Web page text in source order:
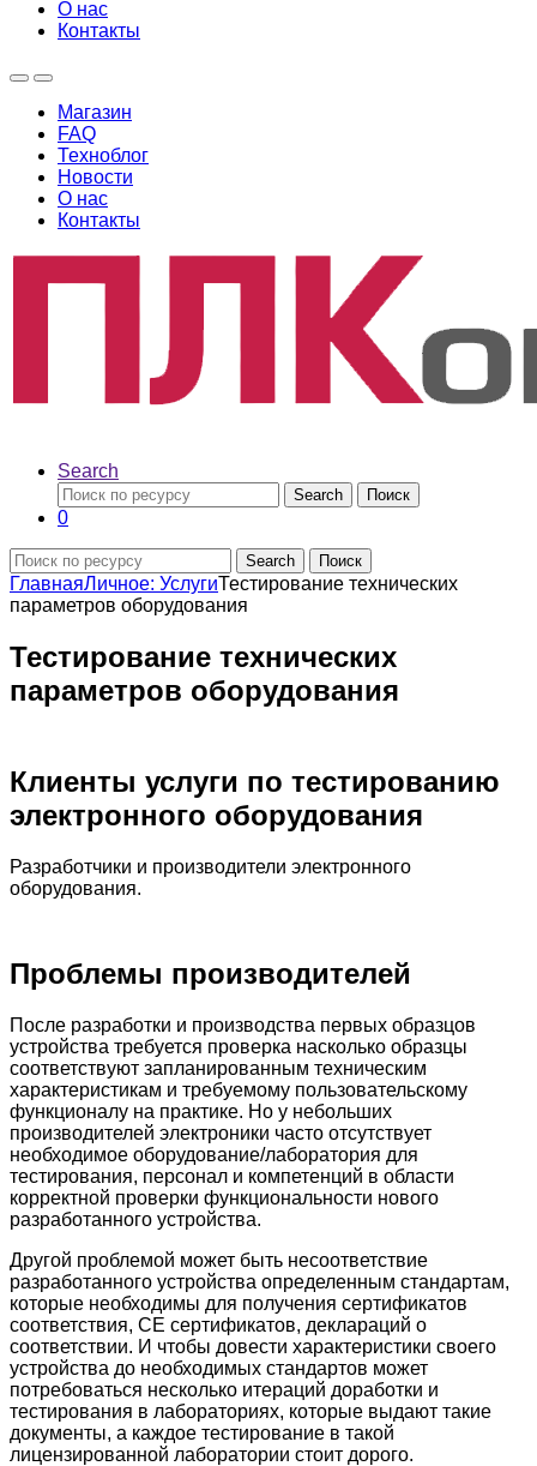
О нас
Контакты
Магазин
FAQ
Техноблог
Новости
О нас
Контакты
Search
Search Поиск
0
Search Поиск
ГлавнаяЛичное: УслугиТестирование технических
параметров оборудования
Тестирование технических
параметров оборудования
Клиенты услуги по тестированию
электронного оборудования
Разработчики и производители электронного
оборудования.
Проблемы производителей
После разработки и производства первых образцов
устройства требуется проверка насколько образцы
соответствуют запланированным техническим
характеристикам и требуемому пользовательскому
функционалу на практике. Но у небольших
производителей электроники часто отсутствует
необходимое оборудование/лаборатория для
тестирования, персонал и компетенций в области
корректной проверки функциональности нового
разработанного устройства.
Другой проблемой может быть несоответствие
разработанного устройства определенным стандартам,
которые необходимы для получения сертификатов
соответствия, CE сертификатов, деклараций о
соответствии. И чтобы довести характеристики своего
устройства до необходимых стандартов может
потребоваться несколько итераций доработки и
тестирования в лабораториях, которые выдают такие
документы, а каждое тестирование в такой
лицензированной лаборатории стоит дорого.